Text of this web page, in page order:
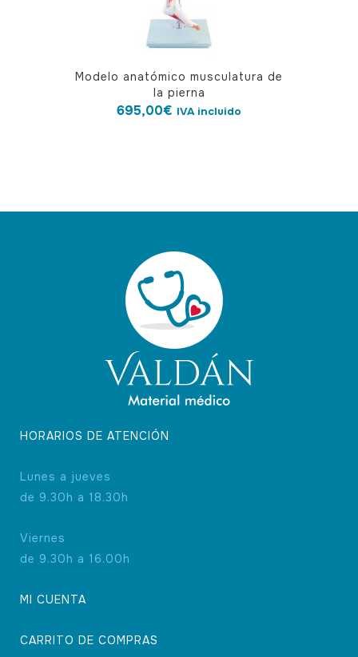
Modelo anatómico musculatura de
la pierna
695,00€ IVA incluido
HORARIOS DE ATENCIÓN
Lunes a jueves
de 9.30h a 18.30h
Viernes
de 9.30h a 16.00h
MI CUENTA
CARRITO DE COMPRAS